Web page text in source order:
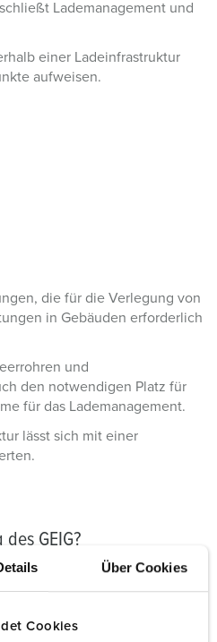
Über Cookies
Cookies
Lademanagement und
einer Ladeinfrastruktur
aufweisen.
die für die Verlegung von
in Gebäuden erforderlich
und
den notwendigen Platz für
für das Lademanagement.
lässt sich mit einer
GEIG?
Bezirksregierungen